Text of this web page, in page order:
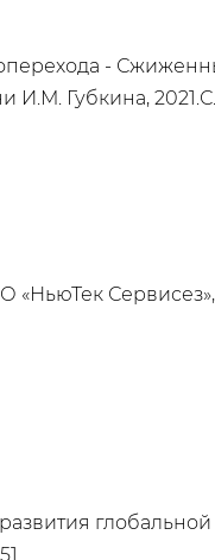
-
И.М. Губкина,